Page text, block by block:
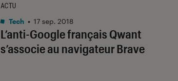
L’anti-Google français Qwant
s’associe au navigateur Brave
ACTU
Tech • 17 sep. 2018